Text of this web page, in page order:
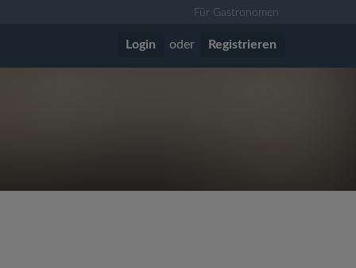
Für Gastronomen
Login oder Registrieren